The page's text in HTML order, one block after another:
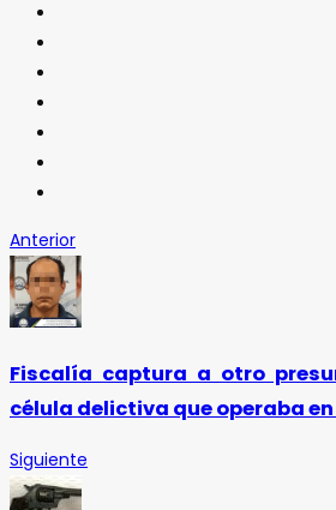
Anterior
Fiscalía captura a otro
célula delictiva que operaba
Siguiente